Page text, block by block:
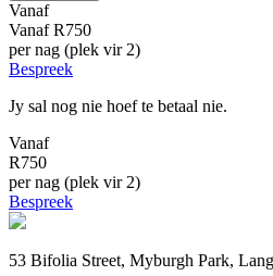
Vanaf
Vanaf R750
per nag (plek vir 2)
Bespreek
Jy sal nog nie hoef te betaal nie.
Vanaf
R750
per nag (plek vir 2)
Bespreek
53 Bifolia Street, Myburgh Park,